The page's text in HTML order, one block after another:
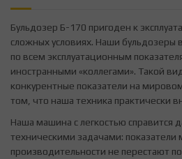
Бульдозер Б-170 пригоден к
сложных условиях. Наши
по всем эксплуатационным
иностранными «коллегами». Такой
конкурентные показатели на
том, что наша техника практически
Наша машина с легкостью
техническими задачами: показатели
производительности не перестают